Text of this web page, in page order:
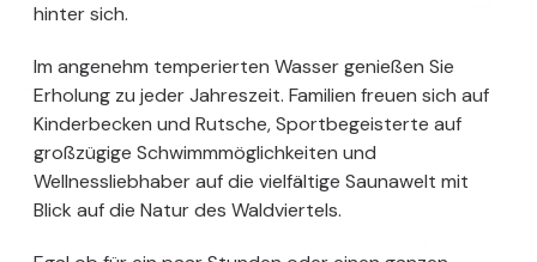
hinter sich.
Im angenehm temperierten Wasser genießen Sie
Erholung zu jeder Jahreszeit. Familien freuen sich auf
Kinderbecken und Rutsche, Sportbegeisterte auf
großzügige Schwimmmöglichkeiten und
Wellnessliebhaber auf die vielfältige Saunawelt mit
Blick auf die Natur des Waldviertels.